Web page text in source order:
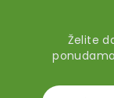
Želite